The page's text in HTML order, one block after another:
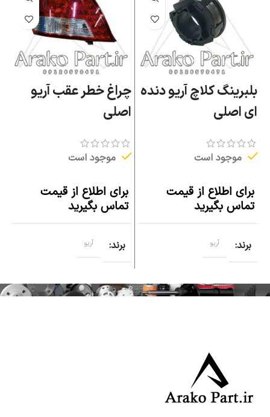
بلبرینگ کلاچ آریو دنده
ای اصلی
موجود است
برای اطلاع از قیمت
تماس بگیرید
برند آریو
چراغ خطر عقب آریو
اصلی
موجود است
برای اطلاع از قیمت
تماس بگیرید
برند آریو